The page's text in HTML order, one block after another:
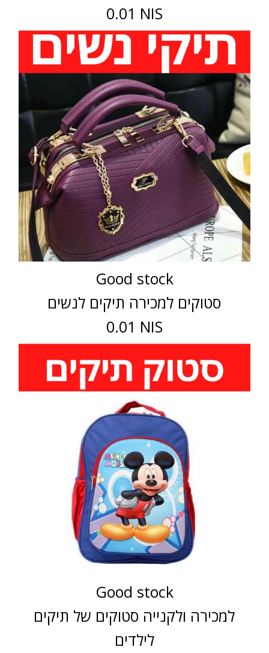
0.01 NIS
Good stock
סטוקים למכירה תיקים לנשים
0.01 NIS
Good stock
למכירה ולקנייה סטוקים של תיקים
לילדים